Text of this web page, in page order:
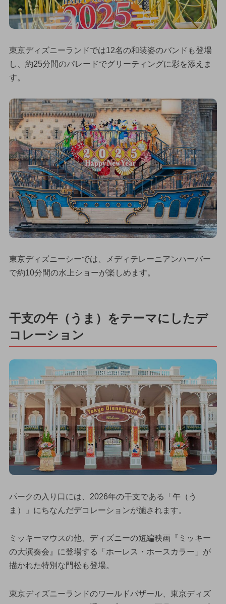
東京ディズニーランドでは12名の和装姿のバンドも登場
し、約25分間のパレードでグリーティングに彩を添えま
す。
東京ディズニーシーでは、メディテレーニアンハーバー
で約10分間の水上ショーが楽しめます。
干支の午（うま）をテーマにしたデ
コレーション
パークの入り口には、2026年の干支である「午（う
ま）」にちなんだデコレーションが施されます。
ミッキーマウスの他、ディズニーの短編映画『ミッキー
の大演奏会』に登場する「ホーレス・ホースカラー」が
描かれた特別な門松も登場。
東京ディズニーランドのワールドバザール、東京ディズ